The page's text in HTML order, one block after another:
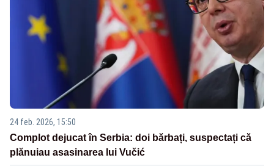
24 feb. 2026, 15:50
Complot dejucat în Serbia: doi bărbați, suspectați că
plănuiau asasinarea lui Vučić